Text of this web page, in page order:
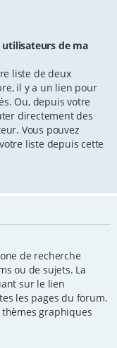
de ma
liste de deux
il y a un lien pour
Ou, depuis votre
directement des
Vous pouvez
liste depuis cette
de recherche
ou de sujets. La
sur le lien
les pages du forum.
thèmes graphiques